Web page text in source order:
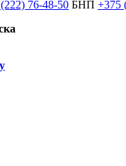
76-48-50 БНП +375